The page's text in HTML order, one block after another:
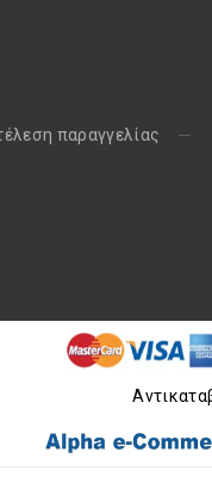
παραγγελίας